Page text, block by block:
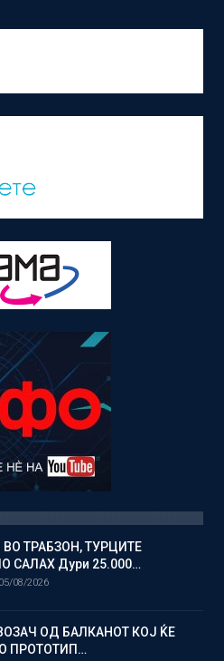
ТРАБЗОН, ТУРЦИТЕ
САЛАХ Дури 25.000…
05/08/2026
ОД БАЛКАНОТ КОЈ ЌЕ
ПРОТОТИП…